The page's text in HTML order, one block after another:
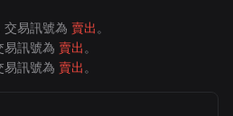
交易訊號為 賣出 。
易訊號為 賣出 。
易訊號為 賣出 。